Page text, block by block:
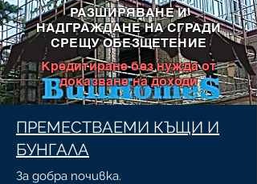
РАЗШИРЯВАНЕ И
НАДГРАЖДАНЕ НА СГРАДИ
СРЕЩУ ОБЕЗЩЕТЕНИЕ
Кредитиране без нужда от
доказване на доходи
ПРЕМЕСТВАЕМИ КЪЩИ И
БУНГАЛА
За добра почивка.